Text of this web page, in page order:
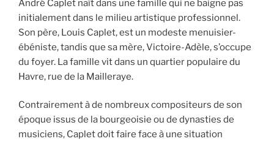
André Caplet naît dans une famille qui ne baigne pas
initialement dans le milieu artistique professionnel.
Son père, Louis Caplet, est un modeste menuisier-
ébéniste, tandis que sa mère, Victoire-Adèle, s’occupe
du foyer. La famille vit dans un quartier populaire du
Havre, rue de la Mailleraye.
Contrairement à de nombreux compositeurs de son
époque issus de la bourgeoisie ou de dynasties de
musiciens, Caplet doit faire face à une situation